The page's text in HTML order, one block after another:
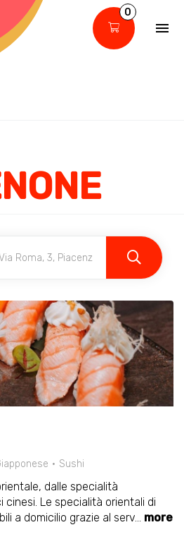
0
Sushi
dalle specialità
Le specialità orientali di
a domicilio grazie al serv... more